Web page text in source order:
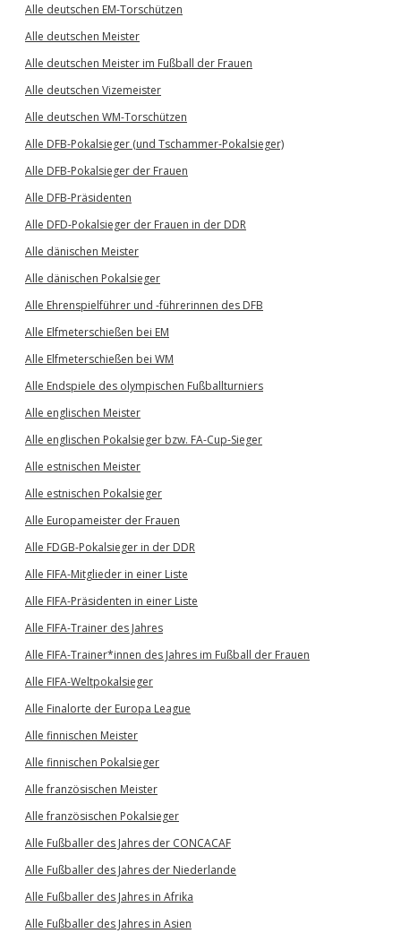
Alle deutschen EM-Torschützen
Alle deutschen Meister
Alle deutschen Meister im Fußball der Frauen
Alle deutschen Vizemeister
Alle deutschen WM-Torschützen
Alle DFB-Pokalsieger (und Tschammer-Pokalsieger)
Alle DFB-Pokalsieger der Frauen
Alle DFB-Präsidenten
Alle DFD-Pokalsieger der Frauen in der DDR
Alle dänischen Meister
Alle dänischen Pokalsieger
Alle Ehrenspielführer und -führerinnen des DFB
Alle Elfmeterschießen bei EM
Alle Elfmeterschießen bei WM
Alle Endspiele des olympischen Fußballturniers
Alle englischen Meister
Alle englischen Pokalsieger bzw. FA-Cup-Sieger
Alle estnischen Meister
Alle estnischen Pokalsieger
Alle Europameister der Frauen
Alle FDGB-Pokalsieger in der DDR
Alle FIFA-Mitglieder in einer Liste
Alle FIFA-Präsidenten in einer Liste
Alle FIFA-Trainer des Jahres
Alle FIFA-Trainer*innen des Jahres im Fußball der Frauen
Alle FIFA-Weltpokalsieger
Alle Finalorte der Europa League
Alle finnischen Meister
Alle finnischen Pokalsieger
Alle französischen Meister
Alle französischen Pokalsieger
Alle Fußballer des Jahres der CONCACAF
Alle Fußballer des Jahres der Niederlande
Alle Fußballer des Jahres in Afrika
Alle Fußballer des Jahres in Asien